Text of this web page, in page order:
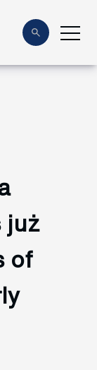
już
of